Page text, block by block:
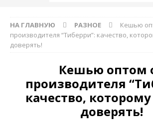
НА ГЛАВНУЮ РАЗНОЕ
Кешью
производителя “Тиберри”: качество,
доверять!
Кешью оптом
производителя
качество,
доверять!